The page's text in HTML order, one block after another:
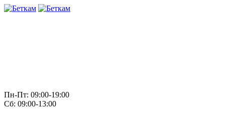
Пн-Пт: 09:00-19:00
Сб: 09:00-13:00